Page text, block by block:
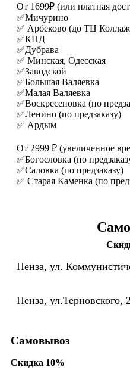
От 1699₽ (или платная
✅Мичурино
✅ Арбеково (до ТЦ
✅КПД
✅Дубрава
✅ Минская, Одесская
✅Заводской
✅Большая Валяевка
✅Малая Валяевка
✅Воскресеновка (по
✅Ленино (по предзаказу)
✅ Ардым
От 2999 ₽ (увеличенное
✅Богословка (по
✅Саловка (по предзаказу)
✅ Старая Каменка (по
Пенза, ул.
Пенза, ул.Терновского,
Самовывоз
Скидка 10%